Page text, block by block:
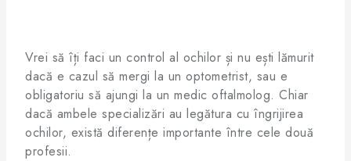
Vrei să îți faci un control al ochilor și nu ești lămurit
dacă e cazul să mergi la un optometrist, sau e
obligatoriu să ajungi la un medic oftalmolog. Chiar
dacă ambele specializări au legătura cu îngrijirea
ochilor, există diferențe importante între cele două
profesii.